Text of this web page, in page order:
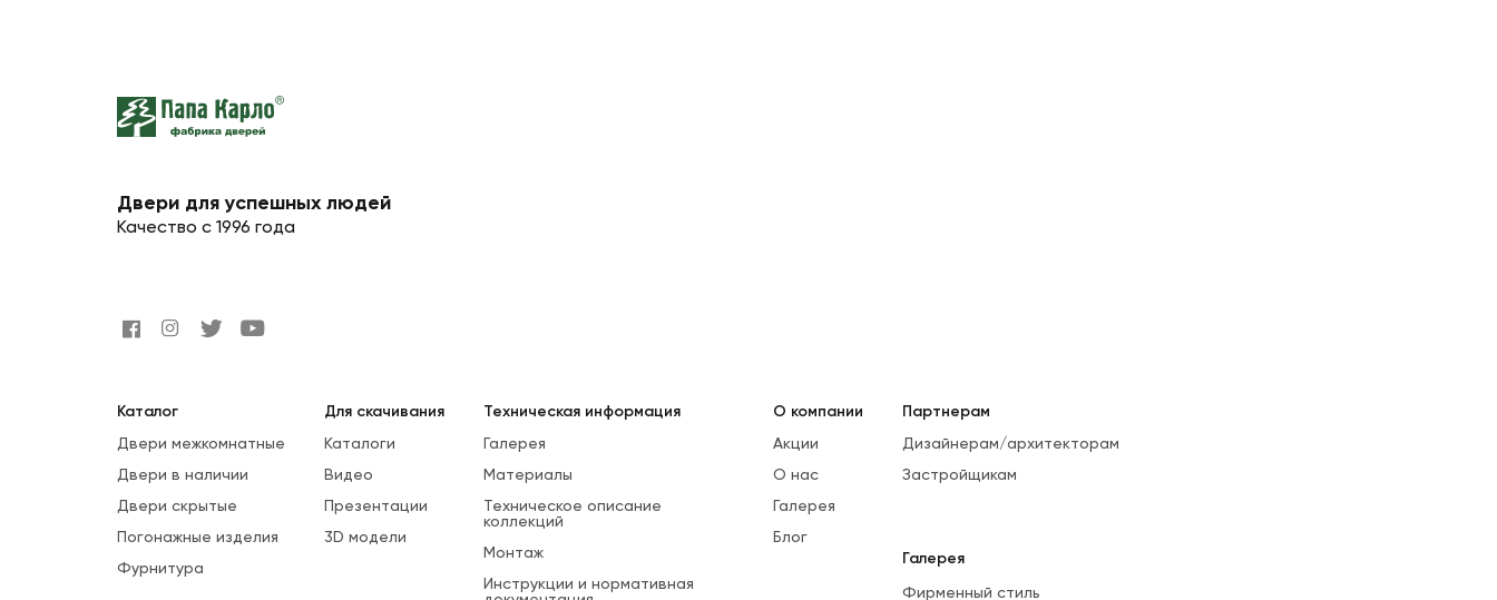
Двери для успешных людей
Качество с 1996 года
Каталог
Двери межкомнатные
Двери в наличии
Двери скрытые
Погонажные изделия
Фурнитура
Для скачивания
Каталоги
Видео
Презентации
3D модели
Техническая информация
Галерея
Материалы
Техническое описание
коллекций
Монтаж
Инструкции и нормативная
О компании
Акции
О нас
Галерея
Блог
Партнерам
Дизайнерам/архитекторам
Застройщикам
Галерея
Фирменный стиль